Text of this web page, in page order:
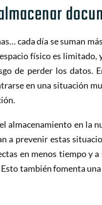
cada día se suman
físico es
de perder los datos.
en una situación
almacenamiento en la
a prevenir estas
en menos tiempo y
también fomenta